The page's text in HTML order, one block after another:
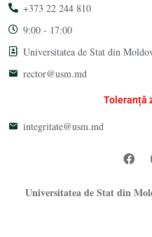
+373 22 244 810
9:00 - 17:00
Universitatea de Stat din
rector@usm.md
Toleranță
integritate@usm.md
Universitatea de Stat din